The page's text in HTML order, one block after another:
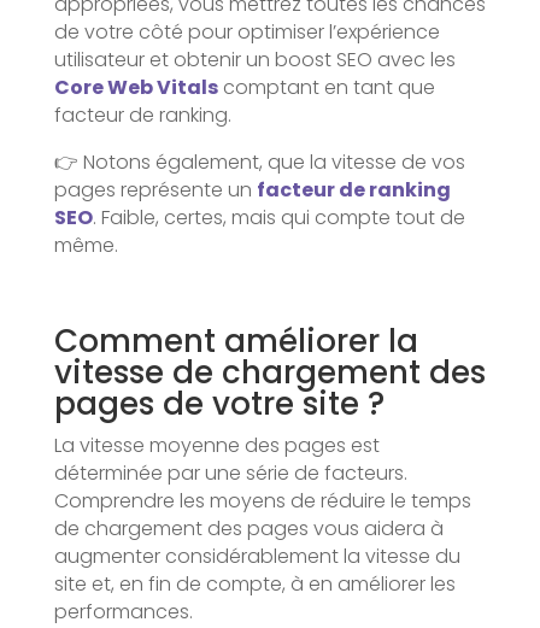
de votre côté pour optimiser l’expérience
utilisateur et obtenir un boost SEO avec les
Core Web Vitalscomptant en tant que
facteur de ranking.
👉 Notons également, que la vitesse de vos
pages représente un facteur de ranking
SEO. Faible, certes, mais qui compte tout de
même.
Comment améliorer la
vitesse de chargement des
pages de votre site ?
La vitesse moyenne des pages est
déterminée par une série de facteurs.
Comprendre les moyens de réduire le temps
de chargement des pages vous aidera à
augmenter considérablement la vitesse du
site et, en fin de compte, à en améliorer les
performances.